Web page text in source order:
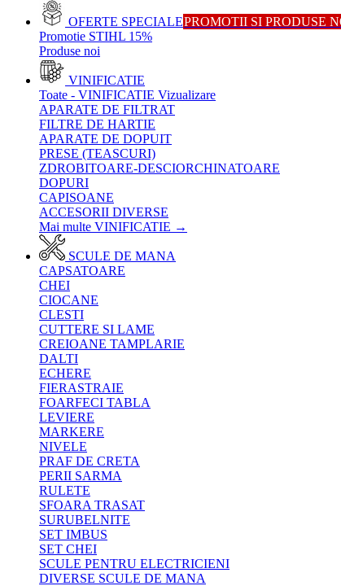
OFERTE SPECIALEPROMOTII SI PRODUSE
Promotie STIHL 15%
Produse noi
VINIFICATIE
Toate - VINIFICATIE Vizualizare
APARATE DE FILTRAT
FILTRE DE HARTIE
APARATE DE DOPUIT
PRESE (TEASCURI)
ZDROBITOARE-DESCIORCHINATOARE
DOPURI
CAPISOANE
ACCESORII DIVERSE
Mai multe VINIFICATIE →
SCULE DE MANA
CAPSATOARE
CHEI
CIOCANE
CLESTI
CUTTERE SI LAME
CREIOANE TAMPLARIE
DALTI
ECHERE
FIERASTRAIE
FOARFECI TABLA
LEVIERE
MARKERE
NIVELE
PRAF DE CRETA
PERII SARMA
RULETE
SFOARA TRASAT
SURUBELNITE
SET IMBUS
SET CHEI
SCULE PENTRU ELECTRICIENI
DIVERSE SCULE DE MANA